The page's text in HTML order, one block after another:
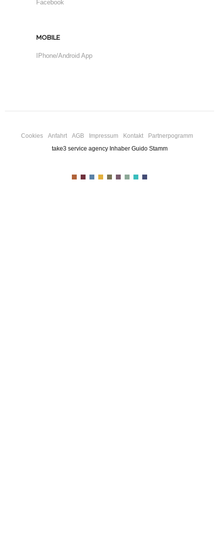
Facebook
MOBILE
IPhone/Android App
Cookies Anfahrt AGB Impressum Kontakt
Partnerpogramm
take3 service agency Inhaber Guido Stamm